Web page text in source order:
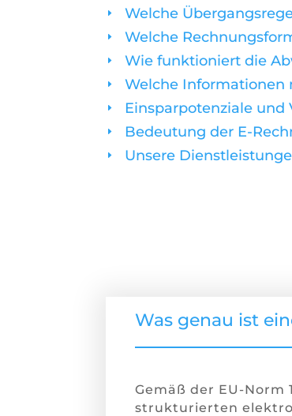
E Welche
E Welche
E Wie funktioniert die
E Welche Informationen
E Einsparpotenziale und
E Bedeutung der E-
E Unsere
Was genau ist
Gemäß der EU-Norm
strukturierten